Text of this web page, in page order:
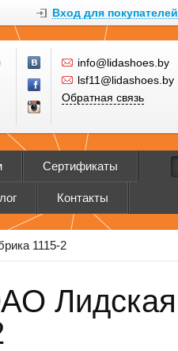
Вход для покупателей
info@lidashoes.by
lsf11@lidashoes.by
Обратная связь
Сертификаты
Контакты
1115-2
Лидская